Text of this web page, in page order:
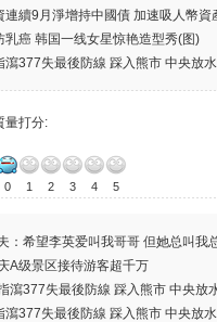
連續9月淨增持中國債 加速吸人幣資
乳癌 韩国一线女星惊艳造型秀(图)
瀉377失最後防線 踩入熊市 中央放
量打分:
0 1 2 3 4 5
：希望李英爱叫我哥哥 但她总叫我
A级景区接待游客超千万
瀉377失最後防線 踩入熊市 中央放
瀉377失最後防線 踩入熊市 中央放